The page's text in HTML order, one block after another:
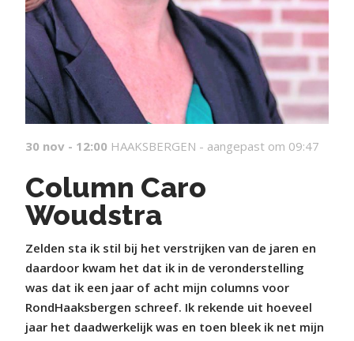
30 nov - 12:00 HAAKSBERGEN - aangepast om 09:47
Column Caro
Woudstra
Zelden sta ik stil bij het verstrijken van de jaren en
daardoor kwam het dat ik in de veronderstelling
was dat ik een jaar of acht mijn columns voor
RondHaaksbergen schreef. Ik rekende uit hoeveel
jaar het daadwerkelijk was en toen bleek ik net mijn